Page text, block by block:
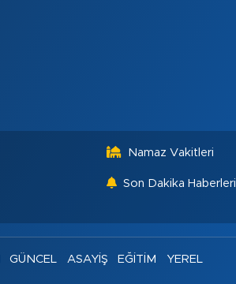
Namaz Vakitleri
Son Dakika Haberleri
GÜNCEL ASAYİŞ EĞİTİM
YEREL